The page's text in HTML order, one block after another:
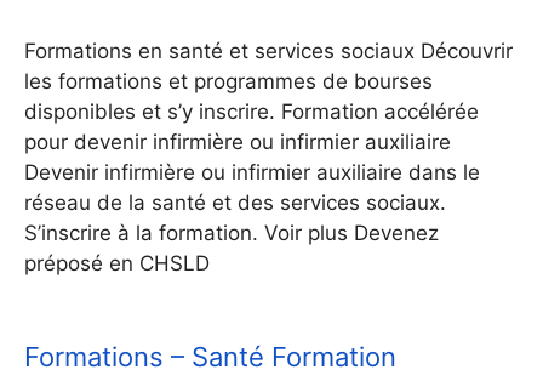
Formations en santé et services sociaux Découvrir
les formations et programmes de bourses
disponibles et s’y inscrire. Formation accélérée
pour devenir infirmière ou infirmier auxiliaire
Devenir infirmière ou infirmier auxiliaire dans le
réseau de la santé et des services sociaux.
S’inscrire à la formation. Voir plus Devenez
préposé en CHSLD
Formations – Santé Formation